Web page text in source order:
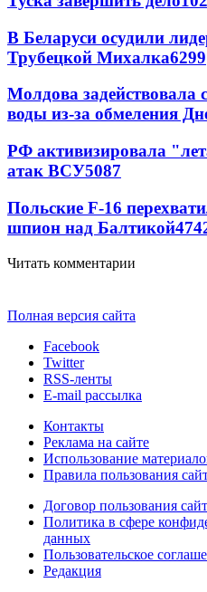
В Беларуси осудили
Трубецкой Михалка6299
Молдова задействовала
воды из-за обмеления
РФ активизировала
атак ВСУ5087
Польские F-16
шпион над Балтикой
Читать комментарии
Полная версия сайта
Facebook
Twitter
RSS-ленты
E-mail рассылка
Контакты
Реклама на сайте
Использование
Правила пользования
Договор пользования
Политика в сфере
данных
Пользовательское
Редакция